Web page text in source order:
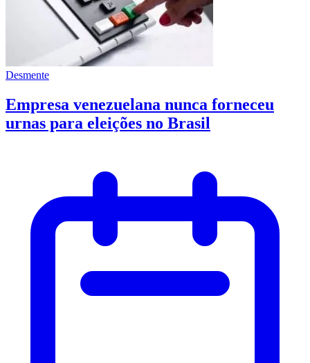
Desmente
Empresa venezuelana nunca forneceu
urnas para eleições no Brasil